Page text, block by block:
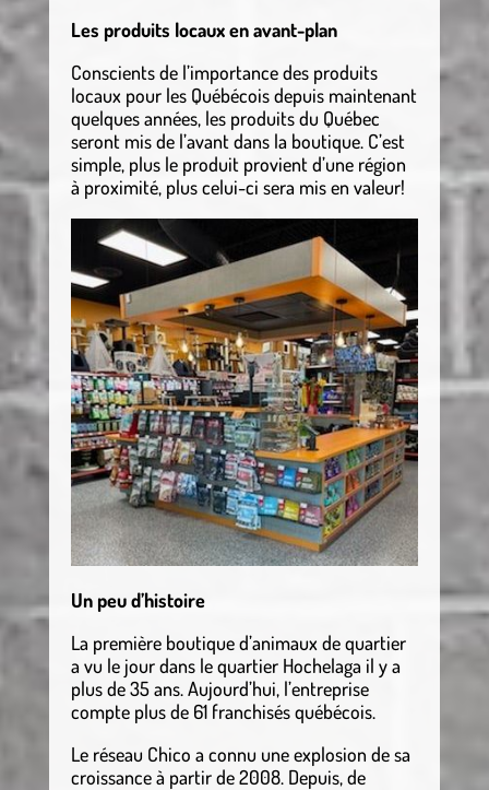
Les produits locaux en avant-plan
Conscients de l’importance des produits
locaux pour les Québécois depuis maintenant
quelques années, les produits du Québec
seront mis de l’avant dans la boutique. C’est
simple, plus le produit provient d’une région
à proximité, plus celui-ci sera mis en valeur!
Un peu d’histoire
La première boutique d’animaux de quartier
a vu le jour dans le quartier Hochelaga il y a
plus de 35 ans. Aujourd’hui, l’entreprise
compte plus de 61 franchisés québécois.
Le réseau Chico a connu une explosion de sa
croissance à partir de 2008. Depuis, de